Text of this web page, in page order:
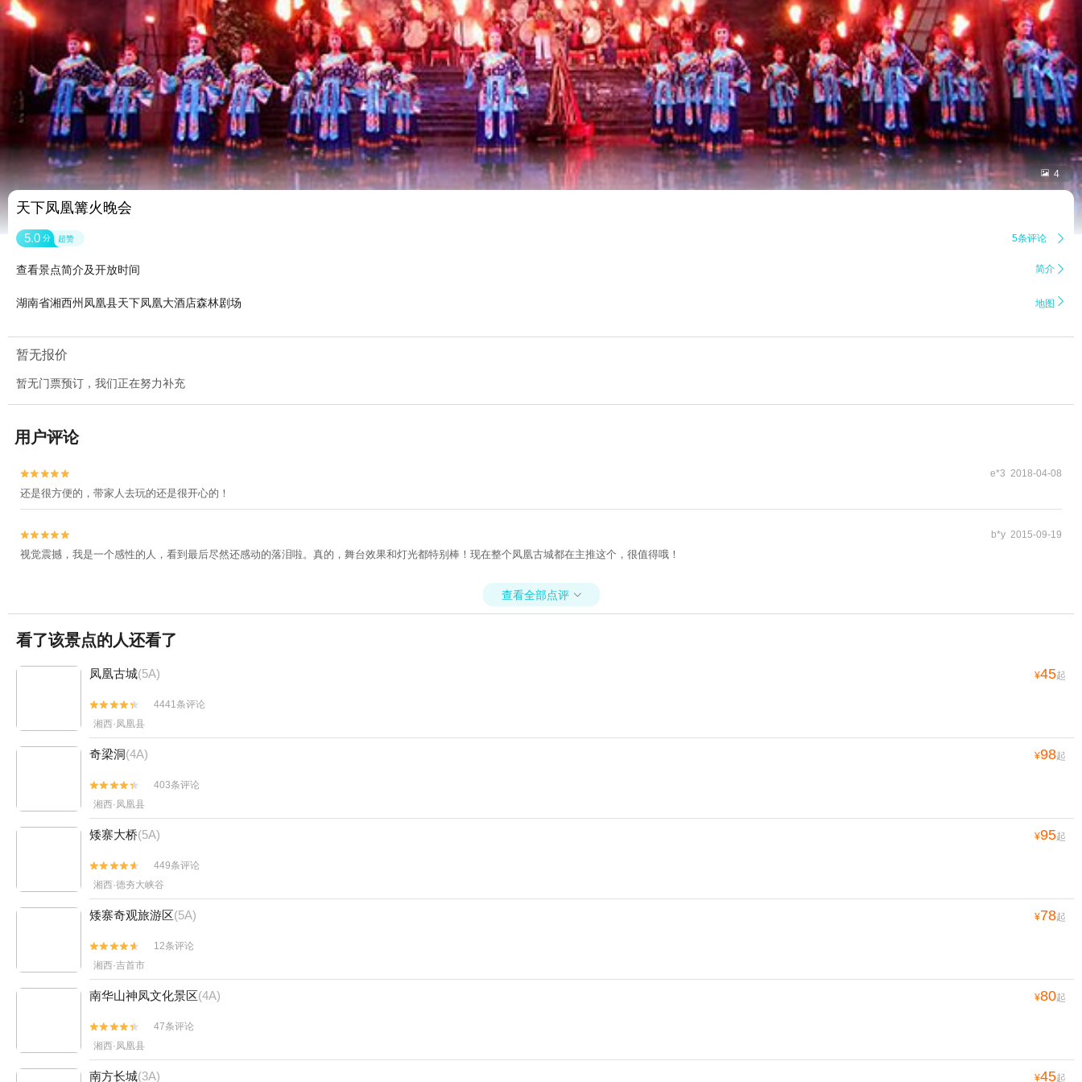
 4
天下凤凰篝火晚会
5.0 分 超赞 5条评论 
查看景点简介及开放时间 简介 
湖南省湘西州凤凰县天下凤凰大酒店森林剧场 地图 
暂无报价
暂无门票预订，我们正在努力补充
用户评论

 e*3 2018-04-08
还是很方便的，带家人去玩的还是很开心的！

 b*y 2015-09-19
视觉震撼，我是一个感性的人，看到最后尽然还感动的落泪啦。真的，舞台效果和灯光都特别棒！现在整个凤凰古城都在主推这个，很值得哦！
查看全部点评 
看了该景点的人还看了
凤凰古城(5A) ¥45起


4441条评论
湘西·凤凰县
奇梁洞(4A) ¥98起


403条评论
湘西·凤凰县
矮寨大桥(5A) ¥95起


449条评论
湘西·德夯大峡谷
矮寨奇观旅游区(5A) ¥78起


12条评论
湘西·吉首市
南华山神凤文化景区(4A) ¥80起


47条评论
湘西·凤凰县
南方长城(3A) ¥45起